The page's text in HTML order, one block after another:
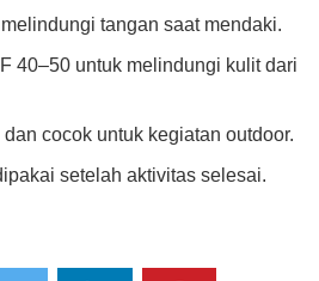
tangan saat mendaki.
40–50 untuk melindungi kulit dari
cocok untuk kegiatan outdoor.
setelah aktivitas selesai.